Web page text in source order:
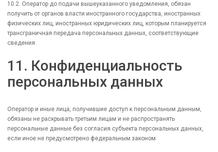
10.2. Оператор до подачи вышеуказанного уведомления, обязан
получить от органов власти иностранного государства, иностранных
физических лиц, иностранных юридических лиц, которым планируется
трансграничная передача персональных данных, соответствующие
сведения.
11. Конфиденциальность
персональных данных
Оператор и иные лица, получившие доступ к персональным данным,
обязаны не раскрывать третьим лицам и не распространять
персональные данные без согласия субъекта персональных данных,
если иное не предусмотрено федеральным законом.